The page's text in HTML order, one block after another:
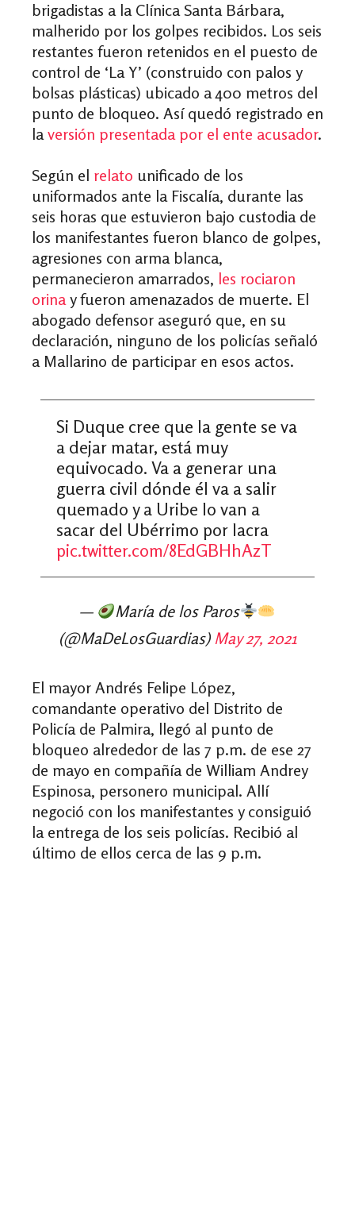
brigadistas a la Clínica Santa Bárbara,
malherido por los golpes recibidos. Los seis
restantes fueron retenidos en el puesto de
control de ‘La Y’ (construido con palos y
bolsas plásticas) ubicado a 400 metros del
punto de bloqueo. Así quedó registrado en
laversión presentada por el ente acusador.
Según el relato unificado de los
uniformados ante la Fiscalía, durante las
seis horas que estuvieron bajo custodia de
los manifestantes fueron blanco de golpes,
agresiones con arma blanca,
permanecieron amarrados, les rociaron
orinay fueron amenazados de muerte. El
abogado defensor aseguró que, en su
declaración, ninguno de los policías señaló
a Mallarino de participar en esos actos.
Si Duque cree que la gente se va
a dejar matar, está muy
equivocado. Va a generar una
guerra civil dónde él va a salir
quemado y a Uribe lo van a
sacar del Ubérrimo por lacra
pic.twitter.com/8EdGBHhAzT
—
María de los Paros
(@MaDeLosGuardias) May 27, 2021
El mayor Andrés Felipe López,
comandante operativo del Distrito de
Policía de Palmira, llegó al punto de
bloqueo alrededor de las 7 p.m. de ese 27
de mayo en compañía de William Andrey
Espinosa, personero municipal. Allí
negoció con los manifestantes y consiguió
la entrega de los seis policías. Recibió al
último de ellos cerca de las 9 p.m.